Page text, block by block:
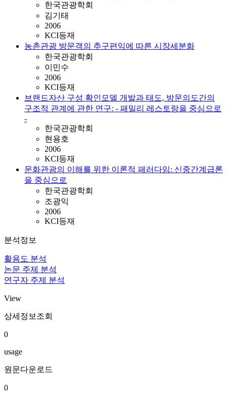
한국관광학회
김기태
2006
KCI등재
농촌관광 방문객의 추구편익에 따른 시장세분화
한국관광학회
이민수
2006
KCI등재
브랜드자산 구성 확인모델 개발과 태도, 방문의도간의
구조적 관계에 관한 연구: - 패밀리 레스토랑을 중심으로
-
한국관광학회
현용호
2006
KCI등재
문화관광의 이해를 위한 이론적 패러다임: 신중간계급론
을 중심으로
한국관광학회
조광익
2006
KCI등재
분석정보
활용도 분석
논문 주제 분석
연구자 주제 분석
View
상세정보조회
0
usage
원문다운로드
0